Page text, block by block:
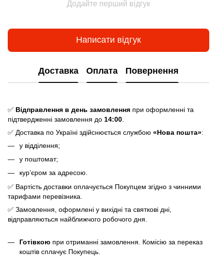
Додайте перший відгук
Написати відгук
Доставка Оплата Повернення
✅ Відправлення в день замовлення при оформленні та
підтвердженні замовлення до 14:00
✅ Доставка по Україні здійснюється службою «Нова пошта»:
у відділення;
у поштомат;
кур’єром за адресою.
✅ Вартість доставки оплачується Покупцем згідно з чинними
тарифами перевізника.
✅ Замовлення, оформлені у вихідні та святкові дні,
відправляються найближчого робочого дня.
Готівкою при отриманні замовлення. Комісію за переказ
коштів сплачує Покупець.